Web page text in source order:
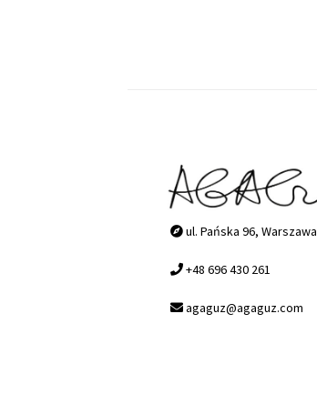
ul. Pańska 96, Warszawa
+48 696 430 261
agaguz@agaguz.com